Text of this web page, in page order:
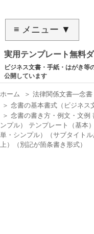
≡ メニュー ▼
実用テンプレート無料
ビジネス文書・手紙・はがき
公開しています
ホーム ＞ 法律関係文書―念書
＞ 念書の基本書式（ビジネス
＞ 念書の書き方・例文・文例
ンプル） テンプレート（基本
単・シンプル）（サブタイト
上）（別記が箇条書き形式）